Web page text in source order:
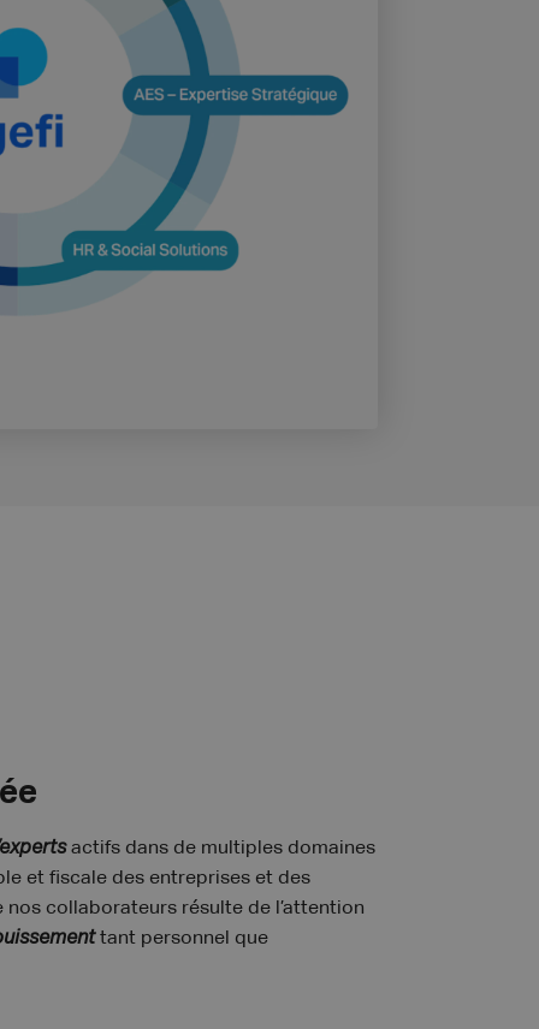
actifs dans de multiples domaines
et fiscale des entreprises et des
nos collaborateurs résulte de l’attention
tant personnel que